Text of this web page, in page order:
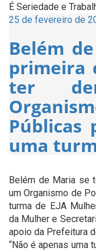
É Seriedade e
Publicado
25 de fevereiro de
Belém
primeira
ter
Públicas
uma
Belém de Maria se
um Organismo de
turma de EJA
da Mulher e
apoio da Prefeitura
“Não é apenas uma